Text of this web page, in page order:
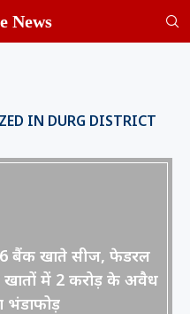
News
IN DURG DISTRICT
बैंक खाते सीज, फेडरल
में 2 करोड़ के अवैध
भंडाफोड़